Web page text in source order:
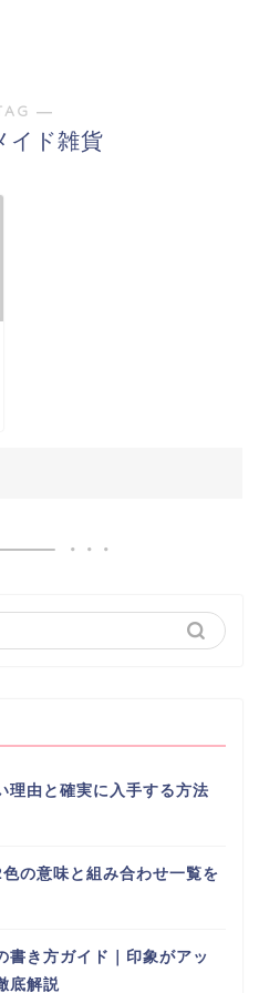
―
イド雑貨
理由と確実に入手する方法
の意味と組み合わせ一覧を
書き方ガイド｜印象がアッ
底解説